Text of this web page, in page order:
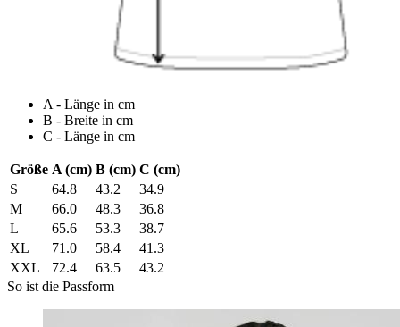
A - Länge in cm
B - Breite in cm
C - Länge in cm
Größe A (cm) B (cm) C (cm)
S
64.8 43.2
34.9
M
66.0 48.3
36.8
L
65.6 53.3
38.7
XL
71.0 58.4
41.3
XXL
72.4 63.5
43.2
So ist die Passform